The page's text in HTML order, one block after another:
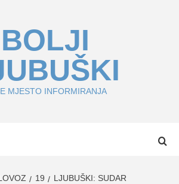
BOLJI
MJESTO INFORMIRANJA
19
LJUBUŠKI: SUDAR